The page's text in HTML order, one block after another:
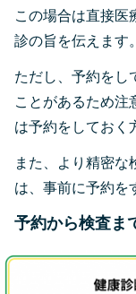
この場合は直接医
診の旨を伝えます。
ただし、予約をし
ことがあるため注
は予約をしておく
また、より精密な
は、事前に予約を
予約から検査ま